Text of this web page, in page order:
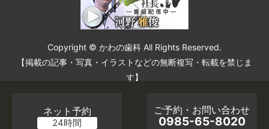
ネット予約 ご予約・お問い合わせ
0985-65-8020
Copyright © かわの歯科 All Rights Reserved.
【掲載の記事・写真・イラストなどの無断複写・転載を禁じま
す】